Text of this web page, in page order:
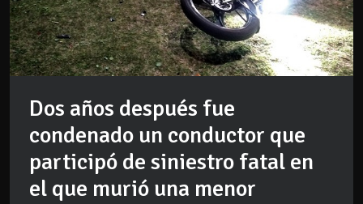
Dos años después fue
condenado un conductor que
participó de siniestro fatal en
el que murió una menor